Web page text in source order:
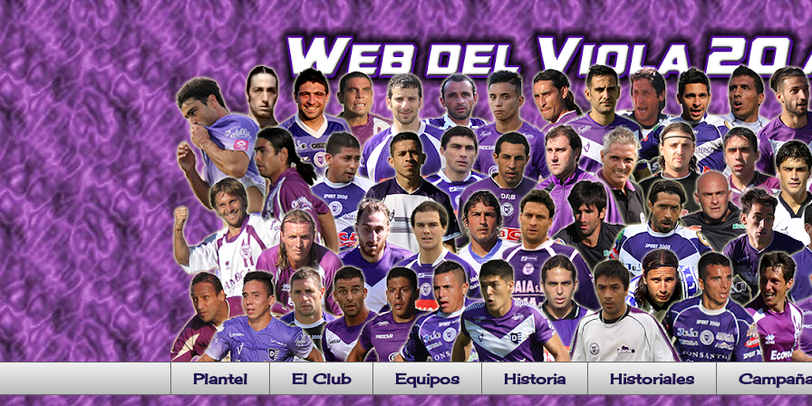
Plantel El Club Equipos Historia Historiales